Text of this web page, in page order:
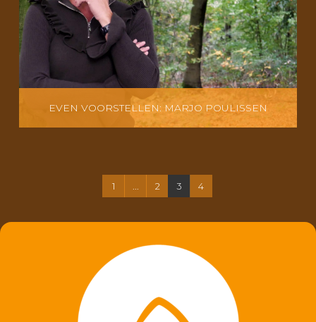
EVEN VOORSTELLEN: MARJO POULISSEN
1 2 3 4